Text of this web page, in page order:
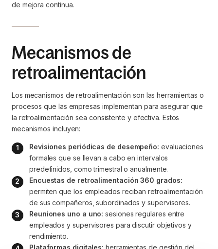
de mejora continua.
Mecanismos de
retroalimentación
Los mecanismos de retroalimentación son las herramientas o
procesos que las empresas implementan para asegurar que
la retroalimentación sea consistente y efectiva. Estos
mecanismos incluyen:
Revisiones periódicas de desempeño: evaluaciones
formales que se llevan a cabo en intervalos
predefinidos, como trimestral o anualmente.
Encuestas de retroalimentación 360 grados:
permiten que los empleados reciban retroalimentación
de sus compañeros, subordinados y supervisores.
Reuniones uno a uno: sesiones regulares entre
empleados y supervisores para discutir objetivos y
rendimiento.
Plataformas digitales: herramientas de gestión del